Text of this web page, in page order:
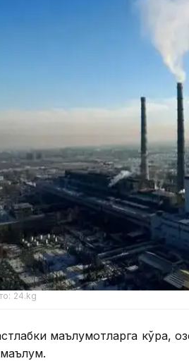
24.kg
маълумотларга кўра,